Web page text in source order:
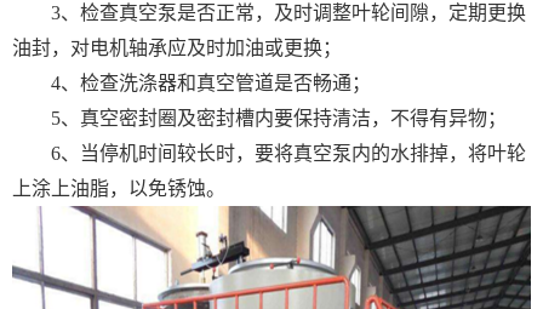
3、检查真空泵是否正常，及时调整叶轮间隙，定期更换
油封，对电机轴承应及时加油或更换；
4、检查洗涤器和真空管道是否畅通；
5、真空密封圈及密封槽内要保持清洁，不得有异物；
6、当停机时间较长时，要将真空泵内的水排掉，将叶轮
上涂上油脂，以免锈蚀。